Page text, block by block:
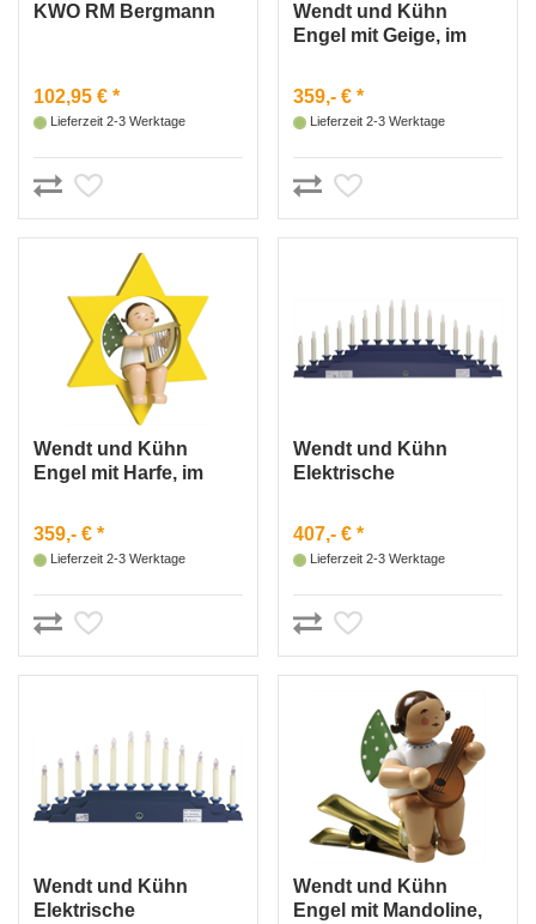
KWO RM Bergmann
102,95 € *
Lieferzeit 2-3 Werktage
Wendt und Kühn
Engel mit Geige, im
359,- € *
Lieferzeit 2-3 Werktage
Wendt und Kühn
Engel mit Harfe, im
359,- € *
Lieferzeit 2-3 Werktage
Wendt und Kühn
Elektrische
407,- € *
Lieferzeit 2-3 Werktage
Wendt und Kühn
Elektrische
Wendt und Kühn
Engel mit Mandoline,